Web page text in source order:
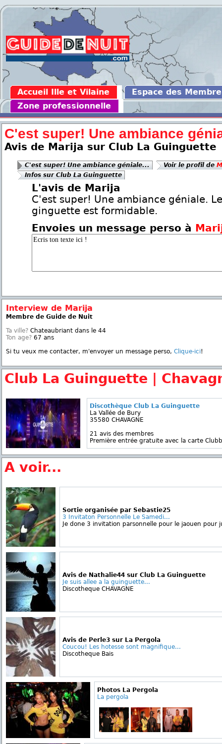
Accueil Ille et Vilaine
Espace des Membre
Zone professionnelle
C'est super! Une ambiance
Avis de Marija sur Club La Guinguette
C'est super! Une ambiance géniale... Voir le profil de
Infos sur Club La Guinguette
L'avis de Marija
C'est super! Une ambiance géniale.
ginguette est formidable.
Envoies un message perso à
Interview de Marija
Membre de Guide de Nuit
Ta ville? Chateaubriant dans le 44
Ton age? 67 ans
Si tu veux me contacter, m'envoyer un message perso, Clique-ici!
Club La Guinguette |
Discothèque Club La Guinguette
La Vallée de Bury
35580 CHAVAGNE
21 avis des membres
Première entrée gratuite avec la carte
A voir...
Sortie organisée par Sebastie25
3 Invitaton Personnelle Le Samedi...
Je done 3 invitation parsonnelle pour le jaouen pour
Avis de Nathalie44 sur Club La Guinguette
Je suis allee a la guinguette...
Discotheque CHAVAGNE
Avis de Perle3 sur La Pergola
Coucou! Les hotesse sont magnifique...
Discotheque Bais
Photos La Pergola
La pergola